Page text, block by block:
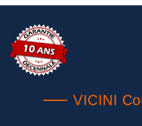
VICINI